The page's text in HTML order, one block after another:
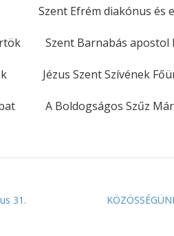
Efrém diakónus és
Szent Barnabás apostol
Jézus Szent Szívének
A Boldogságos Szűz Mária
31.